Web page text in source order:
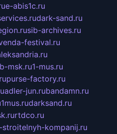
e-abis1c.ru
dark-sand.ru
sib-archives.ru
festival.ru
msk.ru1-mus.ru
purse-factory.ru
adler-jun.rubandamn.ru
1mus.rudarksand.ru
rtdco.ru
kompanij.ru